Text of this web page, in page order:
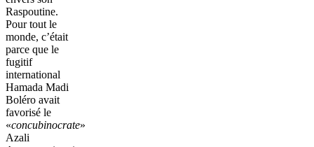
Raspoutine.
Pour tout le
monde, c’était
parce que le
fugitif
international
Hamada Madi
Boléro avait
favorisé le
«concubinocrate»
Azali